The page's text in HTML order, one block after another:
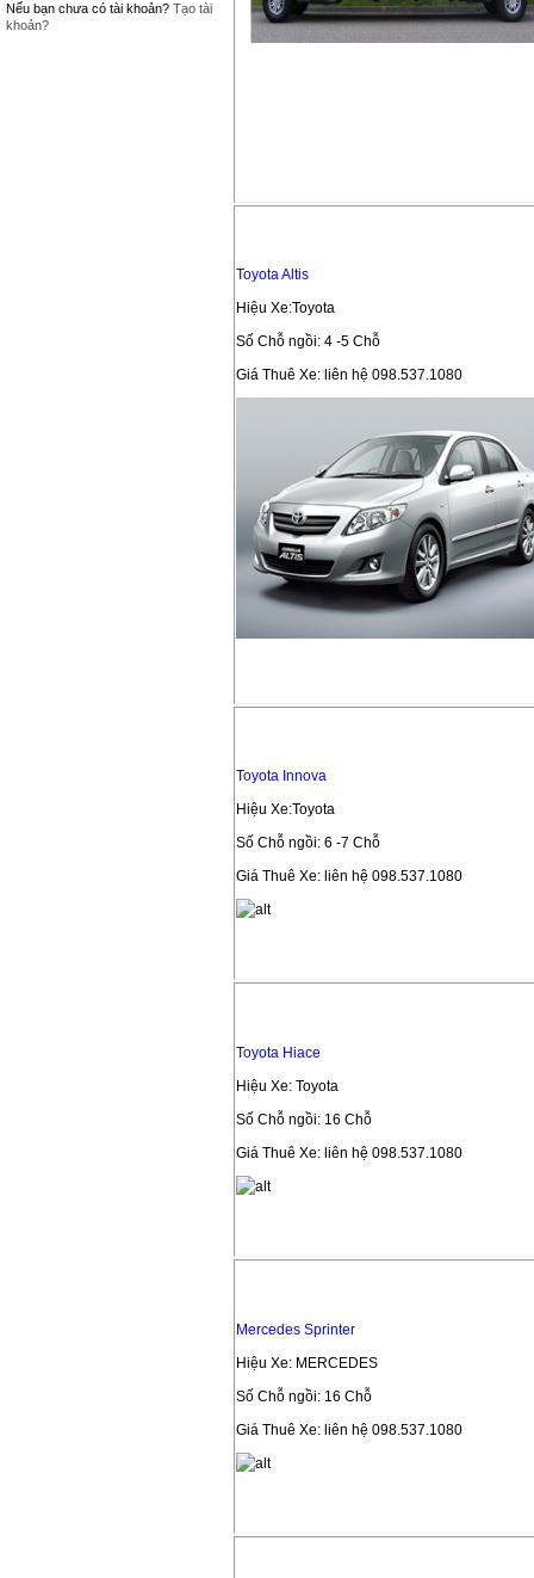
Nếu bạn chưa có tài khoản? Tạo tài
khoản?
Toyota Altis
Hiệu Xe:Toyota
Số Chỗ ngồi: 4 -5 Chỗ
Giá Thuê Xe: liên hệ 098.537.1080
Toyota Innova
Hiệu Xe:Toyota
Số Chỗ ngồi: 6 -7 Chỗ
Giá Thuê Xe: liên hệ 098.537.1080
Toyota Hiace
Hiệu Xe: Toyota
Số Chỗ ngồi: 16 Chỗ
Giá Thuê Xe: liên hệ 098.537.1080
Mercedes Sprinter
Hiệu Xe: MERCEDES
Số Chỗ ngồi: 16 Chỗ
Giá Thuê Xe: liên hệ 098.537.1080